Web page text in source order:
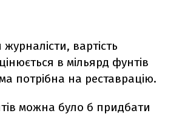
вартість
в мільярд фунтів
потрібна на реставрацію.
можна було б придбати